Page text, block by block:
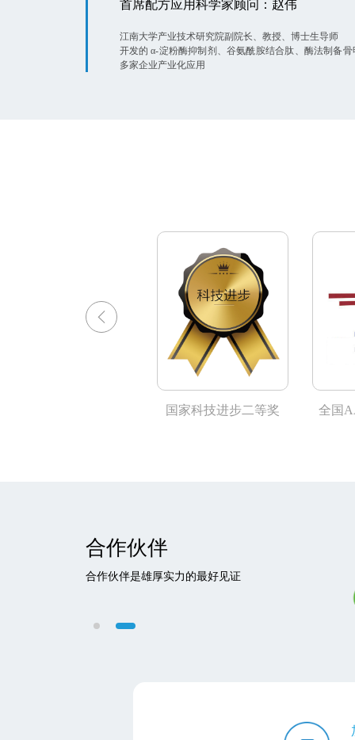
首席配方应用科学家顾问：赵伟
江南大学产业技术研究院副院长、教授、博士生导师
开发的 α-淀粉酶抑制剂、谷氨酰胺结合肽、酶法制备
多家企业产业化应用
国家科技进步二等奖 全国
合作伙伴
合作伙伴是雄厚实力的最好见证